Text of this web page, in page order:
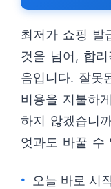
최저가 쇼핑 발
것을 넘어, 합
음입니다. 잘못
비용을 지불하
하지 않겠습니
엇과도 바꿀 수
오늘 바로 시